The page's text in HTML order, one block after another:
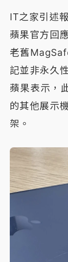
IT之家引述
蘋果官方回
老舊
記並非永久
蘋果表示，
的其他展示
架。